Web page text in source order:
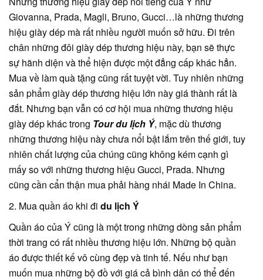
Giovanna, Prada, Magli, Bruno, Gucci…là những thương
hiệu giày dép mà rất nhiều người muốn sở hữu. Đi trên
chân những đôi giày dép thương hiệu này, bạn sẽ thực
sự hãnh diện và thể hiện được một đẳng cấp khác hẳn.
Mua về làm quà tặng cũng rất tuyệt vời. Tuy nhiên những
sản phẩm giày dép thương hiệu lớn này giá thành rất là
đắt. Nhưng bạn vẫn có cơ hội mua những thương hiệu
giày dép khác trong Tour du lịch Ý, mặc dù thương
những thương hiệu này chưa nổi bật lắm trên thế giới, tuy
nhiên chất lượng của chúng cũng không kém cạnh gì
mấy so với những thương hiệu Gucci, Prada. Nhưng
cũng cần cẩn thận mua phải hàng nhái Made In China.
2. Mua quần áo khi đi du lịch Ý
Quần áo của Ý cũng là một trong những dòng sản phẩm
thời trang có rất nhiều thương hiệu lớn. Những bộ quần
áo được thiết kế vô cùng đẹp và tinh tế. Nếu như bạn
muốn mua những bộ đồ với giá cả bình dân có thể đến